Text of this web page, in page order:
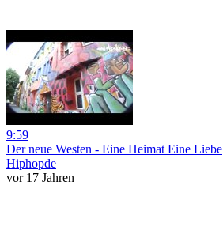
9:59
Der neue Westen - Eine Heimat Eine Liebe
Hiphopde
vor 17 Jahren